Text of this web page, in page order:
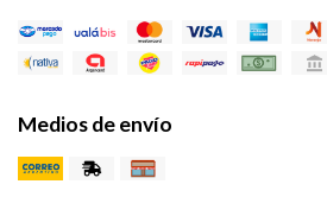
Medios de envío